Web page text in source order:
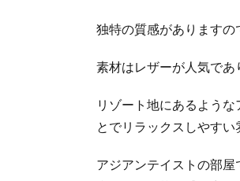
独特の質感がありますの
素材はレザーが人気であ
リゾート地にあるよう
とでリラックスしやすい
アジアンテイストの部